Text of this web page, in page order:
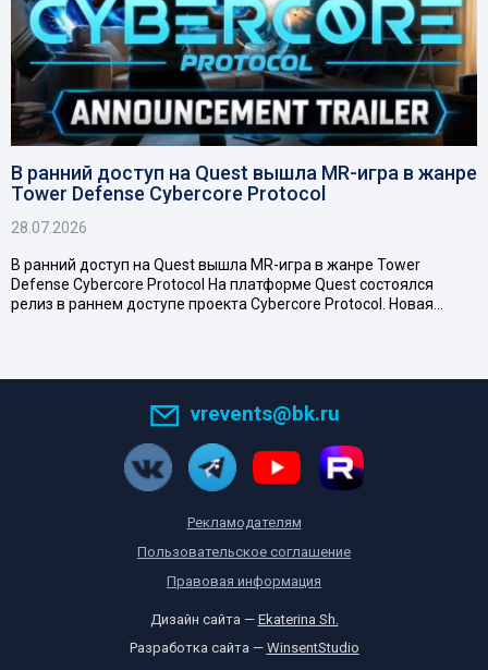
В ранний доступ на Quest вышла MR-игра в жанре
Tower Defense Cybercore Protocol
28.07.2026
В ранний доступ на Quest вышла MR-игра в жанре Tower
Defense Cybercore Protocol На платформе Quest состоялся
релиз в раннем доступе проекта Cybercore Protocol. Новая…
vrevents@bk.ru
Рекламодателям
Пользовательское соглашение
Правовая информация
Дизайн сайта — Ekaterina Sh.
Разработка сайта — WinsentStudio